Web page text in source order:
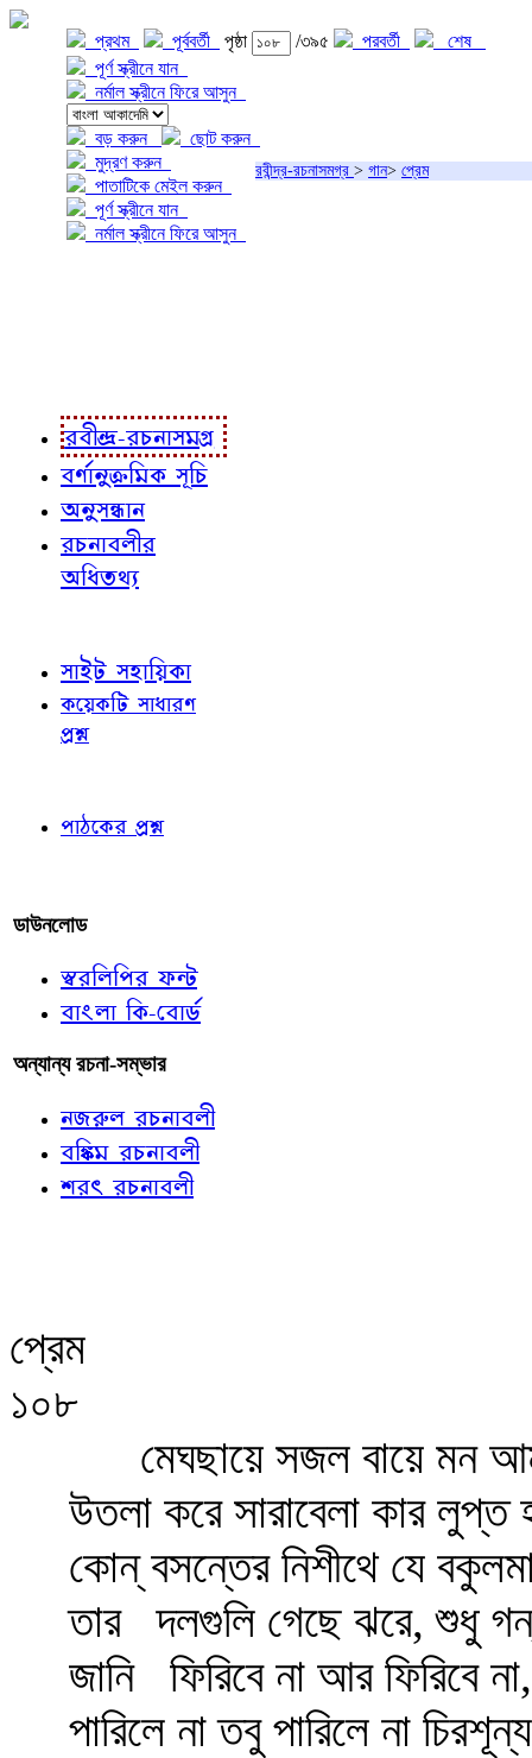
প্রথম পূর্ববর্তী পৃষ্ঠা /৩৯৫ পরবর্তী
শেষ
পূর্ণ স্ক্রীনে যান
নর্মাল স্ক্রীনে ফিরে আসুন
বড় করুন
ছোট করুন
মুদ্রণ করুন
পাতাটিকে মেইল করুন
পূর্ণ স্ক্রীনে যান
নর্মাল স্ক্রীনে ফিরে আসুন
রবীন্দ্র-রচনাসমগ্র > গান> প্রেম
রবীন্দ্র-রচনাসমগ্র
বর্ণানুক্রমিক সূচি
অনুসন্ধান
রচনাবলীর
অধিতথ্য
সাইট সহায়িকা
কয়েকটি সাধারণ
প্রশ্ন
পাঠকের প্রশ্ন
ডাউনলোড
স্বরলিপির ফন্ট
বাংলা কি-বোর্ড
অন্যান্য রচনা-সম্ভার
নজরুল রচনাবলী
বঙ্কিম রচনাবলী
শরৎ রচনাবলী
প্রেম
১০৮
মেঘছায়ে সজল বায়ে মন
উতলা করে সারাবেলা কার লুপ্ত
কোন্‌ বসন্তের নিশীথে যে
তার
দলগুলি গেছে ঝরে, শুধু
জানি
ফিরিবে না আর ফিরিবে না,
পারিলে না তবু পারিলে না